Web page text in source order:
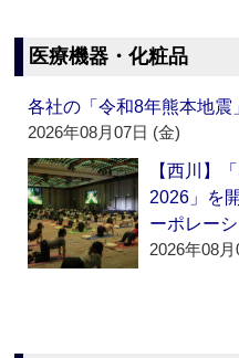
医療機器・化粧品
各社の「令和8年熊本地震
2026年08月07日 (金)
【西川】
2026」を
ーポレー
2026年08